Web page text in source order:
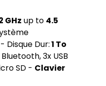
GHz up to 4.5
- Disque Dur:1 To
3x USB
SD - Clavier